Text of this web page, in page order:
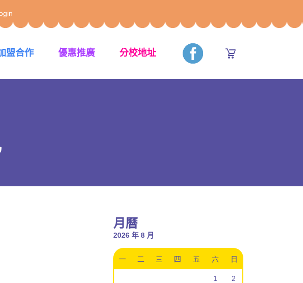
盟合作 優惠推廣 分校地址
月曆
2026 年 8 月
一 二 三 四 五 六 日
1 2